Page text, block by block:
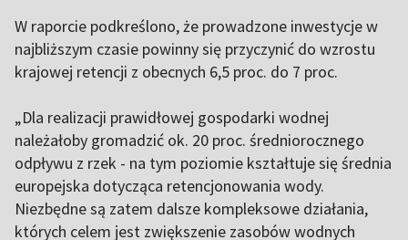
W raporcie podkreślono, że prowadzone inwestycje w
najbliższym czasie powinny się przyczynić do wzrostu
krajowej retencji z obecnych 6,5 proc. do 7 proc.
„Dla realizacji prawidłowej gospodarki wodnej
należałoby gromadzić ok. 20 proc. średniorocznego
odpływu z rzek - na tym poziomie kształtuje się średnia
europejska dotycząca retencjonowania wody.
Niezbędne są zatem dalsze kompleksowe działania,
których celem jest zwiększenie zasobów wodnych